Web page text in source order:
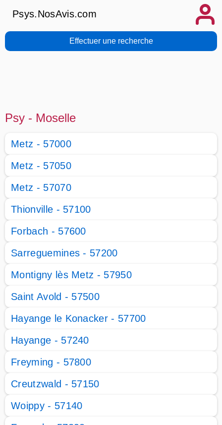
Psys.NosAvis.com
Effectuer une recherche
Psy - Moselle
Metz - 57000
Metz - 57050
Metz - 57070
Thionville - 57100
Forbach - 57600
Sarreguemines - 57200
Montigny lès Metz - 57950
Saint Avold - 57500
Hayange le Konacker - 57700
Hayange - 57240
Freyming - 57800
Creutzwald - 57150
Woippy - 57140